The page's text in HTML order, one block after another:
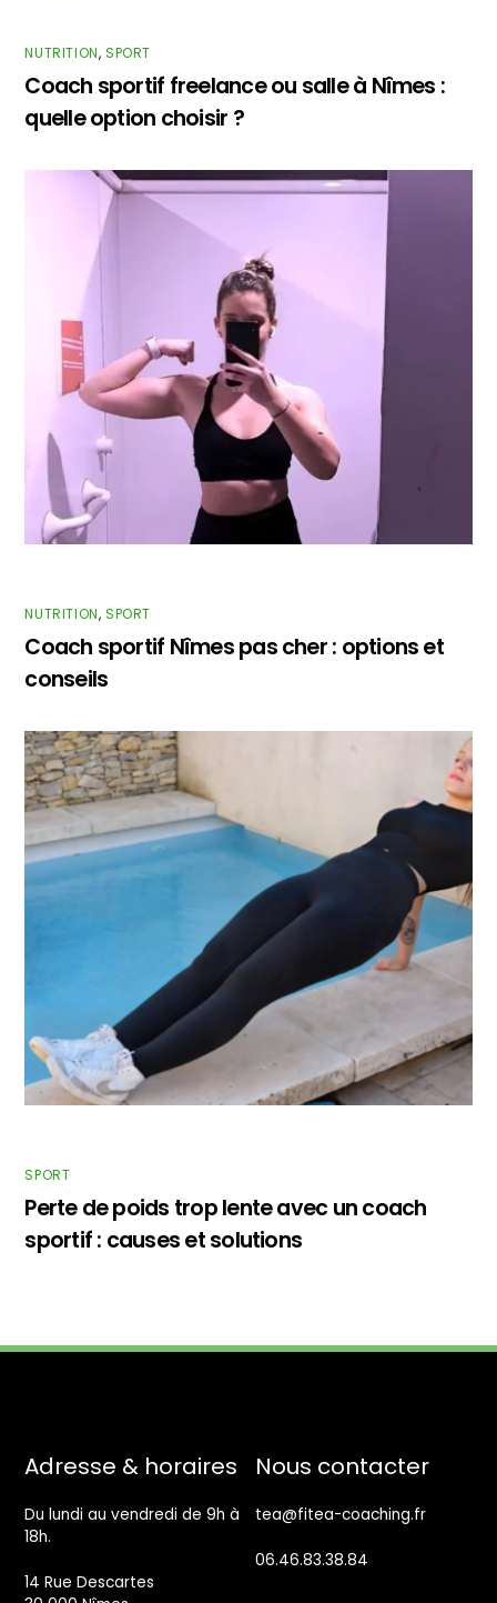
NUTRITION,SPORT
Coach sportif freelance ou salle à Nîmes :
quelle option choisir ?
NUTRITION,SPORT
Coach sportif Nîmes pas cher : options et
conseils
SPORT
Perte de poids trop lente avec un coach
sportif : causes et solutions
To
Adresse & horaires
Du lundi au vendredi de 9h à
18h.
14 Rue Descartes
Nous contacter
tea@fitea-coaching.fr
06.46.83.38.84